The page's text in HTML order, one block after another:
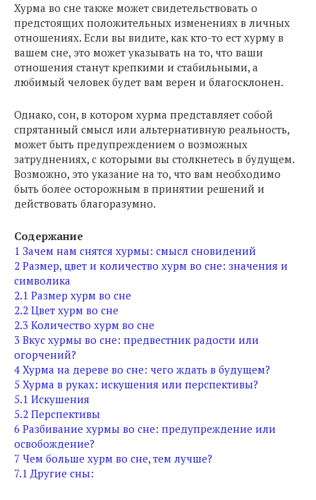
Хурма во сне также может свидетельствовать о
предстоящих положительных изменениях в личных
отношениях. Если вы видите, как кто-то ест хурму в
вашем сне, это может указывать на то, что ваши
отношения станут крепкими и стабильными, а
любимый человек будет вам верен и благосклонен.
Однако, сон, в котором хурма представляет собой
спрятанный смысл или альтернативную реальность,
может быть предупреждением о возможных
затруднениях, с которыми вы столкнетесь в будущем.
Возможно, это указание на то, что вам необходимо
быть более осторожным в принятии решений и
действовать благоразумно.
Содержание
1 Зачем нам снятся хурмы: смысл сновидений
2 Размер, цвет и количество хурм во сне: значения и
символика
2.1 Размер хурм во сне
2.2 Цвет хурм во сне
2.3 Количество хурм во сне
3 Вкус хурмы во сне: предвестник радости или
огорчений?
4 Хурма на дереве во сне: чего ждать в будущем?
5 Хурма в руках: искушения или перспективы?
5.1 Искушения
5.2 Перспективы
6 Разбивание хурмы во сне: предупреждение или
освобождение?
7 Чем больше хурм во сне, тем лучше?
7.1 Другие сны: